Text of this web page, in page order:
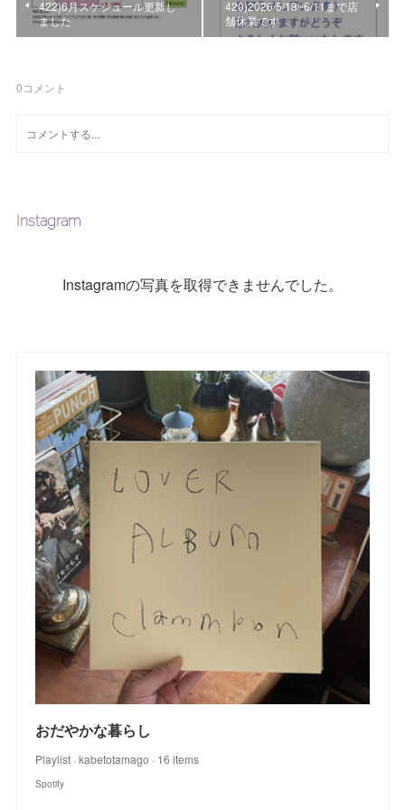
422)6月スケジュール更新し
ました
420)2026/5/18~6/11まで店
舗休業です
0コメント
Instagram
Instagramの写真を取得できませんでした。
おだやかな暮らし
Playlist · kabetotamago · 16 items
Spotify